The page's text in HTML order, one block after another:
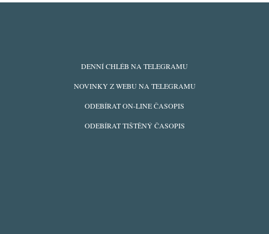
DENNÍ CHLÉB NA TELEGRAMU
NOVINKY Z WEBU NA TELEGRAMU
ODEBÍRAT ON-LINE ČASOPIS
ODEBÍRAT TIŠTĚNÝ ČASOPIS